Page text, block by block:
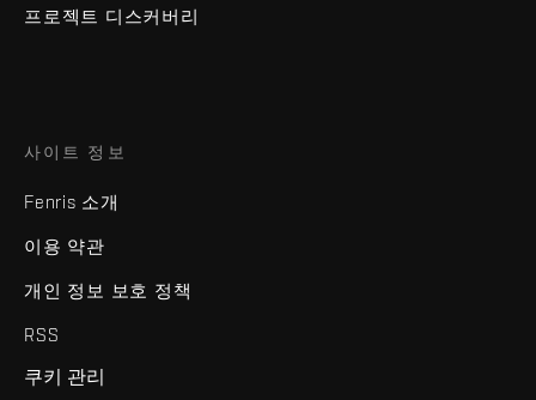
프로젝트 디스커버리
사이트 정보
Fenris 소개
이용 약관
개인 정보 보호 정책
RSS
쿠키 관리